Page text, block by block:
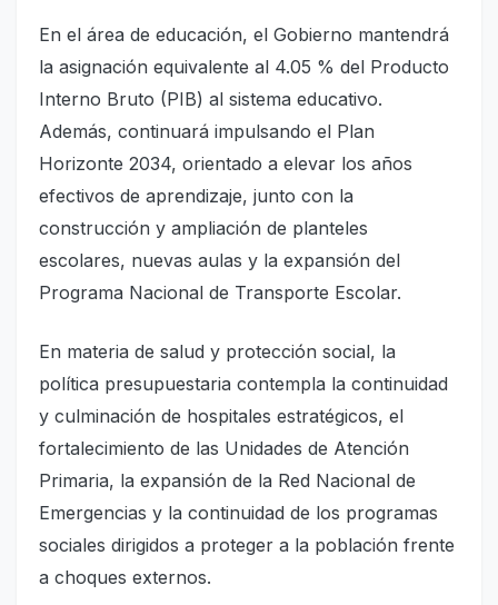
En el área de educación, el Gobierno mantendrá
la asignación equivalente al 4.05 % del Producto
Interno Bruto (PIB) al sistema educativo.
Además, continuará impulsando el Plan
Horizonte 2034, orientado a elevar los años
efectivos de aprendizaje, junto con la
construcción y ampliación de planteles
escolares, nuevas aulas y la expansión del
Programa Nacional de Transporte Escolar.
En materia de salud y protección social, la
política presupuestaria contempla la continuidad
y culminación de hospitales estratégicos, el
fortalecimiento de las Unidades de Atención
Primaria, la expansión de la Red Nacional de
Emergencias y la continuidad de los programas
sociales dirigidos a proteger a la población frente
a choques externos.